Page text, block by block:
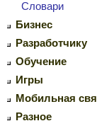
Словари
Бизнес
Разработчику
Обучение
Игры
Мобильная
Разное